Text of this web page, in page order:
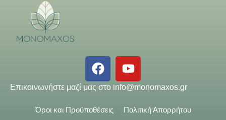
Επικοινωνήστε μαζί μας στο info@monomaxos.gr
Όροι και Προϋποθέσεις Πολιτική Απορρήτου